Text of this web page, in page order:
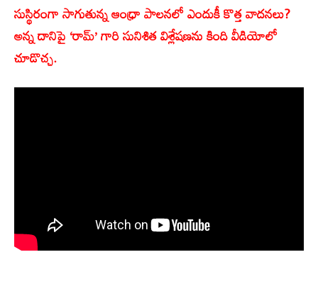
సుస్థిరంగా సాగుతున్న ఆంధ్రా పాలనలో ఎందుకీ కొత్త వాదనలు?
అన్న దానిపై ‘రామ్’ గారి సునిశిత విశ్లేషణను కింది వీడియోలో
చూడొచ్చ.